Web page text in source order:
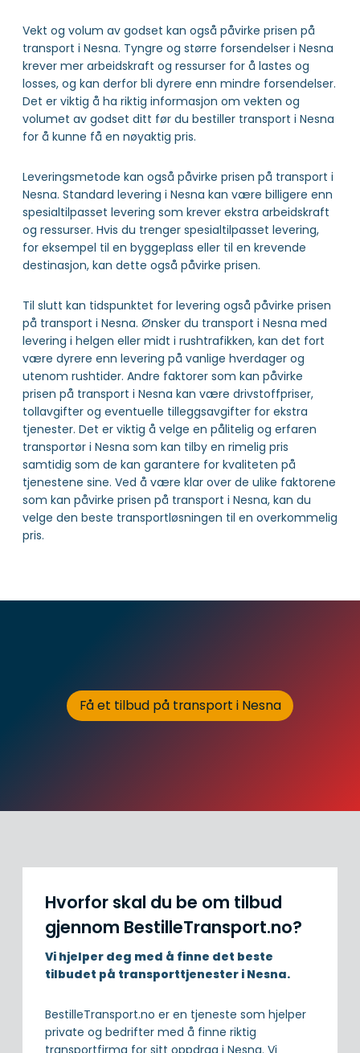
Vekt og volum av godset kan også påvirke prisen på
transport i Nesna. Tyngre og større forsendelser i Nesna
krever mer arbeidskraft og ressurser for å lastes og
losses, og kan derfor bli dyrere enn mindre forsendelser.
Det er viktig å ha riktig informasjon om vekten og
volumet av godset ditt før du bestiller transport i Nesna
for å kunne få en nøyaktig pris.
Leveringsmetode kan også påvirke prisen på transport i
Nesna. Standard levering i Nesna kan være billigere enn
spesialtilpasset levering som krever ekstra arbeidskraft
og ressurser. Hvis du trenger spesialtilpasset levering,
for eksempel til en byggeplass eller til en krevende
destinasjon, kan dette også påvirke prisen.
Til slutt kan tidspunktet for levering også påvirke prisen
på transport i Nesna. Ønsker du transport i Nesna med
levering i helgen eller midt i rushtrafikken, kan det fort
være dyrere enn levering på vanlige hverdager og
utenom rushtider. Andre faktorer som kan påvirke
prisen på transport i Nesna kan være drivstoffpriser,
tollavgifter og eventuelle tilleggsavgifter for ekstra
tjenester. Det er viktig å velge en pålitelig og erfaren
transportør i Nesna som kan tilby en rimelig pris
samtidig som de kan garantere for kvaliteten på
tjenestene sine. Ved å være klar over de ulike faktorene
som kan påvirke prisen på transport i Nesna, kan du
velge den beste transportløsningen til en overkommelig
pris.
Få et tilbud på transport i Nesna
Hvorfor skal du be om tilbud
gjennom BestilleTransport.no?
Vi hjelper deg med å finne det beste
tilbudet på transporttjenester i Nesna.
BestilleTransport.no er en tjeneste som hjelper
private og bedrifter med å finne riktig